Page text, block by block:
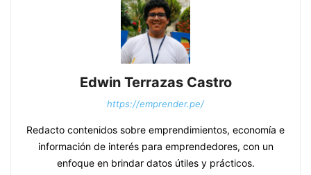
Edwin Terrazas Castro
https://emprender.pe/
Redacto contenidos sobre emprendimientos, economía e
información de interés para emprendedores, con un
enfoque en brindar datos útiles y prácticos.